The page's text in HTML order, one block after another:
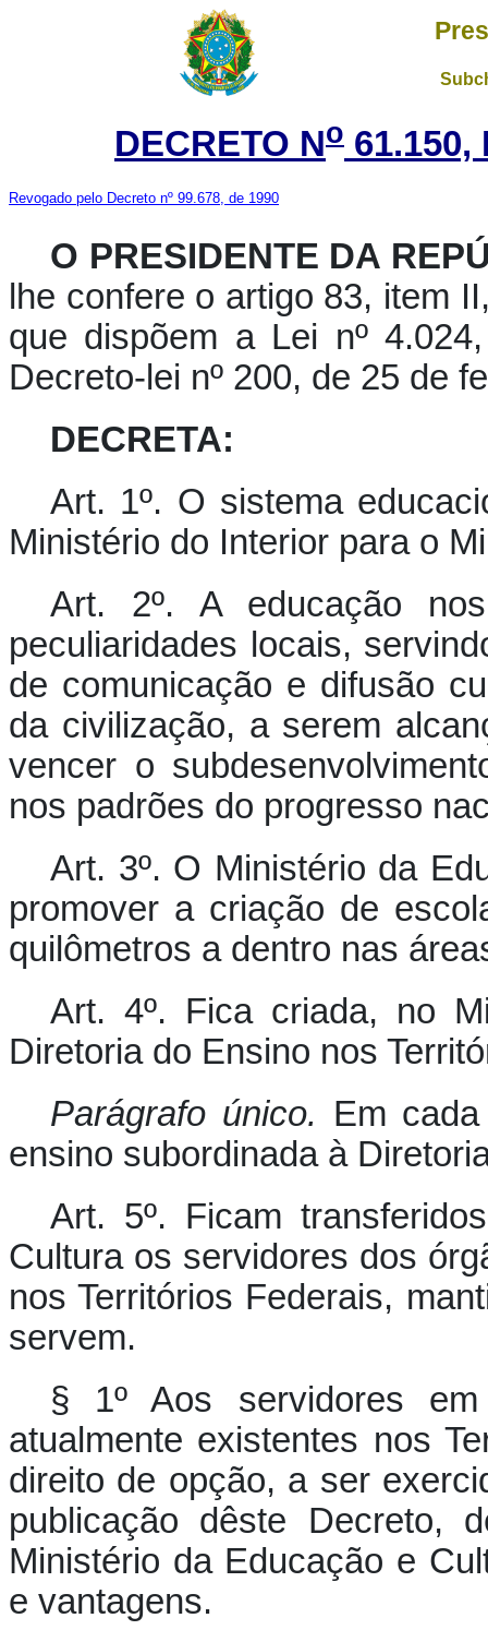
DECRETO No 61.150,
Revogado pelo Decreto nº 99.678, de 1990
O PRESIDENTE DA
lhe confere o artigo 83, item
que dispõem a Lei nº
Decreto-lei nº 200, de 25 de
DECRETA:
Art. 1º. O sistema
Ministério do Interior para o
Art. 2º. A educação
peculiaridades locais,
de comunicação e difusão
da civilização, a serem
vencer o
nos padrões do progresso
Art. 3º. O Ministério da
promover a criação de
quilômetros a dentro nas
Art. 4º. Fica criada, no
Diretoria do Ensino nos
Parágrafo único. Em
ensino subordinada à
Art. 5º. Ficam
Cultura os servidores dos
nos Territórios Federais,
servem.
§ 1º Aos servidores
atualmente existentes nos
direito de opção, a ser
publicação dêste Decreto,
Ministério da Educação e
e vantagens.